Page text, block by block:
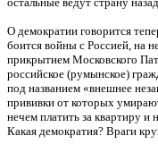
О демократии говорится
боится войны с Россией, на
прикрытием Московского
российское (румынское)
под названием «внешнее
прививки от которых
нечем платить за квартиру и
Какая демократия? Враги